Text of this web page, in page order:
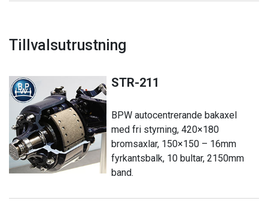
Tillvalsutrustning
STR-211
BPW autocentrerande bakaxel
med fri styrning, 420×180
bromsaxlar, 150×150 – 16mm
fyrkantsbalk, 10 bultar, 2150mm
band.